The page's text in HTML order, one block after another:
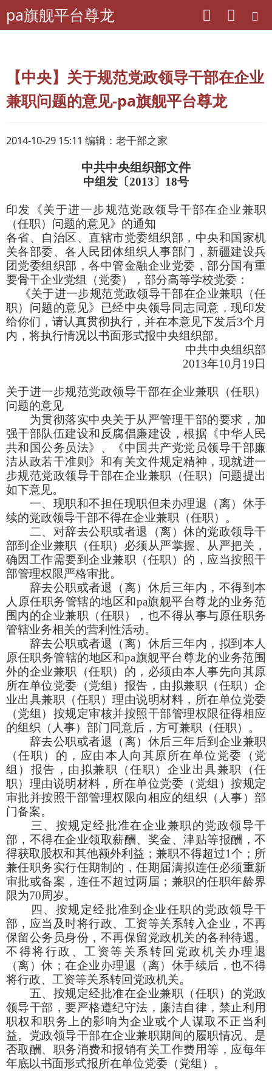
pa旗舰平台尊龙
pa旗舰平台尊龙 离退休干部工作
【中央】关于规范党政领导干部在企业
兼职问题的意见-pa旗舰平台尊龙
2014-10-29 15:11 编辑：老干部之家
中共中央组织部文件
中组发〔2013〕18号
印发《关于进一步规范党政领导干部在企业兼职
（任职）问题的意见》的通知
各省、自治区、直辖市党委组织部，中央和国家机
关各部委、各人民团体组织人事部门，新疆建设兵
团党委组织部，各中管金融企业党委，部分国有重
要骨干企业党组（党委），部分高等学校党委：
《关于进一步规范党政领导干部在企业兼职（任
职）问题的意见》已经中央领导同志同意，现印发
给你们，请认真贯彻执行，并在本意见下发后3个月
内，将执行情况以书面形式报中央组织部。
中共中央组织部
2013年10月19日
关于进一步规范党政领导干部在企业兼职（任职）
问题的意见
为贯彻落实中央关于从严管理干部的要求，加
强干部队伍建设和反腐倡廉建设，根据《中华人民
共和国公务员法》、《中国共产党党员领导干部廉
洁从政若干准则》和有关文件规定精神，现就进一
步规范党政领导干部在企业兼职（任职）问题提出
如下意见。
一、现职和不担任现职但未办理退（离）休手
续的党政领导干部不得在企业兼职（任职） 。
二、对辞去公职或者退（离）休的党政领导干
部到企业兼职（任职）必须从严掌握、从严把关，
确因工作需要到企业兼职（任职）的，应当按照干
部管理权限严格审批。
辞去公职或者退（离）休后三年内，不得到本
人原任职务管辖的地区和pa旗舰平台尊龙的业务范
围内的企业兼职（任职），也不得从事与原任职务
管辖业务相关的营利性活动。
辞去公职或者退（离）休后三年内，拟到本人
原任职务管辖的地区和pa旗舰平台尊龙的业务范围
外的企业兼职（任职）的，必须由本人事先向其原
所在单位党委（党组）报告，由拟兼职（任职）企
业出具兼职（任职）理由说明材料，所在单位党委
（党组）按规定审核并按照干部管理权限征得相应
的组织（人事）部门同意后，方可兼职（任职）。
辞去公职或者退（离）休后三年后到企业兼职
（任职）的，应由本人向其原所在单位党委（党
组）报告，由拟兼职（任职）企业出具兼职（任
职）理由说明材料，所在单位党委（党组）按规定
审批并按照干部管理权限向相应的组织（人事）部
门备案。
三、按规定经批准在企业兼职的党政领导干
部，不得在企业领取薪酬、奖金、津贴等报酬，不
得获取股权和其他额外利益；兼职不得超过1个；所
兼任职务实行任期制的，任期届满拟连任必须重新
审批或备案，连任不超过两届；兼职的任职年龄界
限为70周岁。
四、按规定经批准到企业任职的党政领导干
部，应当及时将行政、工资等关系转入企业，不再
保留公务员身份，不再保留党政机关的各种待遇。
不得将行政、工资等关系转回党政机关办理退
（离）休；在企业办理退（离）休手续后，也不得
将行政、工资等关系转回党政机关。
五、按规定经批准在企业兼职（任职）的党政
领导干部，要严格遵纪守法，廉洁自律，禁止利用
职权和职务上的影响为企业或个人谋取不正当利
益。党政领导干部在企业兼职期间的履职情况、是
否取酬、职务消费和报销有关工作费用等，应每年
年底以书面形式报所在单位党委（党组）。